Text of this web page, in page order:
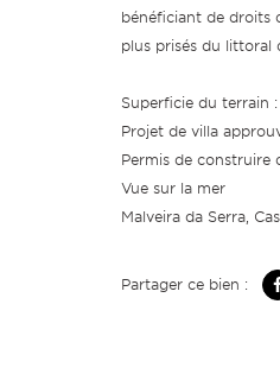
bénéficiant de droits
plus prisés du littoral
Superficie du terrain
Projet de villa
Permis de construire
Vue sur la mer
Malveira da Serra,
Partager ce bien :